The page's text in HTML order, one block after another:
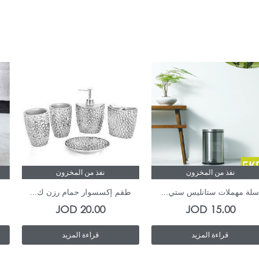
نفذ من المخزون
سلة مهملات ستانليس ستي...
15.00
JOD
قراءة المزيد
نفذ من المخزون
طقم إكسسوار حمام رزن ك...
20.00
JOD
قراءة المزيد